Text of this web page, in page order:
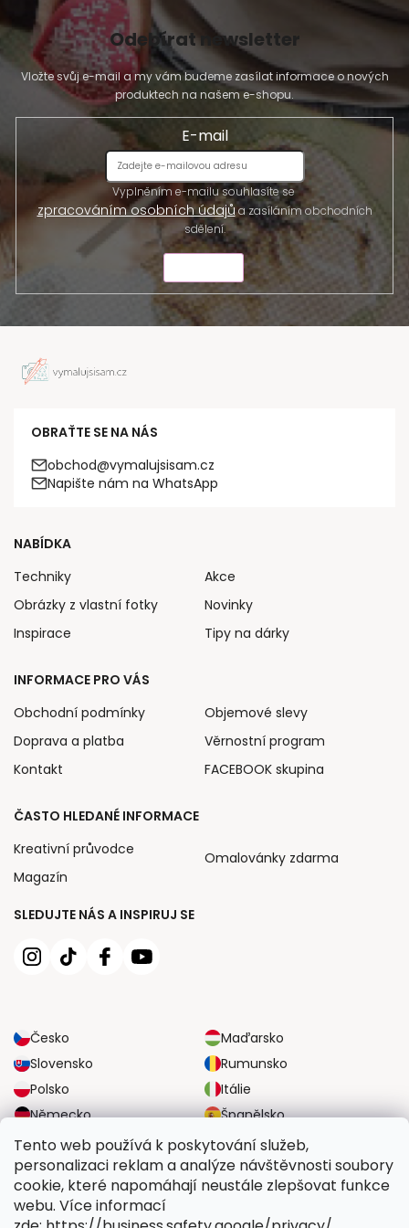
Tento web používá k poskytování služeb,
personalizaci reklam a analýze návštěvnosti soubory
cookie, které napomáhají neustále zlepšovat funkce
webu. Více informací
Odebírat newsletter
Vložte svůj e-mail a my vám budeme zasílat informace o nových
produktech na našem e-shopu.
E-mail
Vyplněním e-mailu souhlasíte se
zpracováním osobních údajůa zasíláním obchodních
sdělení.
OBRAŤTE SE NA NÁS
obchod@vymalujsisam.cz
Napište nám na WhatsApp
SLEDUJTE NÁS A INSPIRUJ SE
Česko
Maďarsko
Slovensko
Rumunsko
Polsko
Itálie
Německo
Španělsko
Velká Británie
Rakousko
NABÍDKA
Techniky
Obrázky z vlastní fotky
Inspirace
Akce
Novinky
Tipy na dárky
INFORMACE PRO VÁS
Obchodní podmínky
Doprava a platba
Kontakt
Objemové slevy
Věrnostní program
FACEBOOK skupina
ČASTO HLEDANÉ INFORMACE
Kreativní průvodce
Magazín
Omalovánky zdarma
SPOLEHLIVÉ MOŽNOSTI DOPRAVY